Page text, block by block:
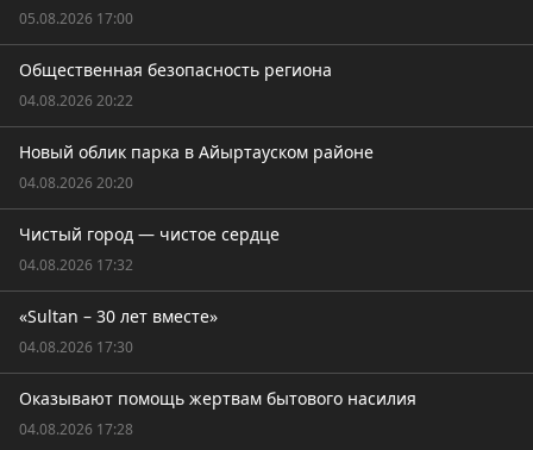
05.08.2026 17:00
Общественная безопасность региона
04.08.2026 20:22
Новый облик парка в Айыртауском районе
04.08.2026 20:20
Чистый город — чистое сердце
04.08.2026 17:32
«Sultan – 30 лет вместе»
04.08.2026 17:30
Оказывают помощь жертвам бытового насилия
04.08.2026 17:28